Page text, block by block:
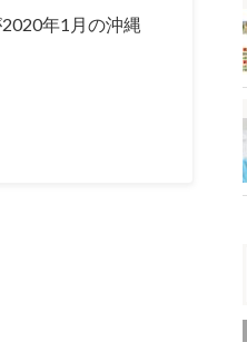
年1月の沖縄